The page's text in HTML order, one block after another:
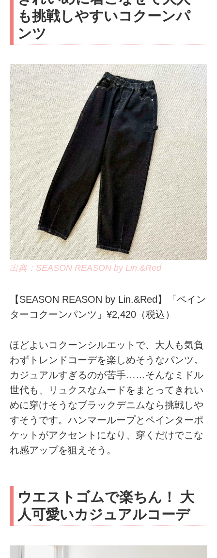
も挑戦しやすいコクーンパ
ンツ
出典：SEASON REASON by Lin.&Red
【SEASON REASON by Lin.&Red】「ペイン
ターコクーンパンツ」¥2,420（税込）
ほどよいコクーンシルエットで、大人も気負
わずトレンドコーデを楽しめそうなパンツ。
カジュアルすぎるのが苦手……そんなミドル
世代も、リュクスなムードをまとってきれい
めに穿けそうなブラックデニムなら挑戦しや
すそうです。ハンマーループとペインターポ
ケットがアクセントになり、穿くだけでこな
れ感アップを狙えそう。
ウエストゴムで楽ちん！ 大
人可愛いカジュアルコーデ